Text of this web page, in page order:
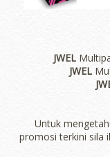
JWEL
JWEL
Untuk
promosi terkini sila